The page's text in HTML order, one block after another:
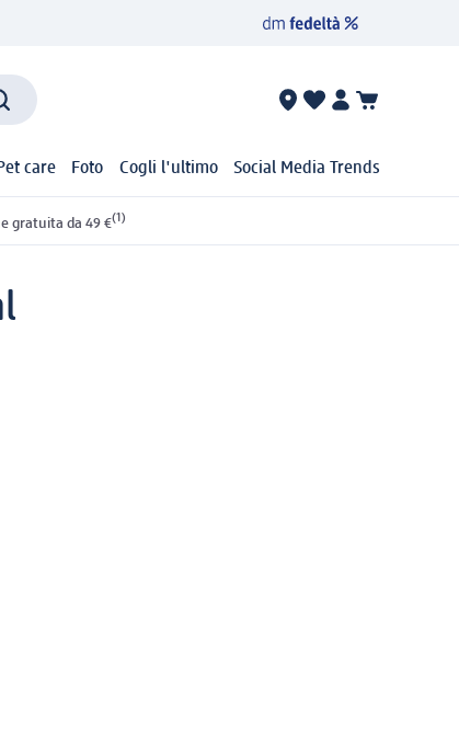
care Foto Cogli l'ultimo Social Media Trends
gratuita da 49 €(1)